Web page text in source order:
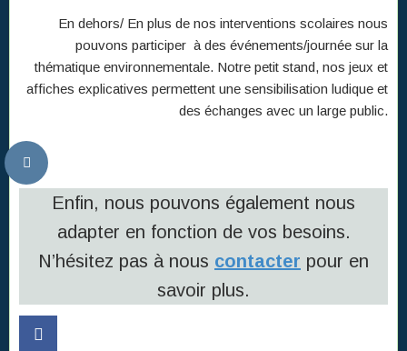
En dehors/ En plus de nos interventions scolaires nous
pouvons participer à des événements/journée sur la
thématique environnementale. Notre petit stand, nos jeux et
affiches explicatives permettent une sensibilisation ludique et
des échanges avec un large public.
Enfin, nous pouvons également nous
adapter en fonction de vos besoins.
N’hésitez pas à nous contacter pour en
savoir plus.